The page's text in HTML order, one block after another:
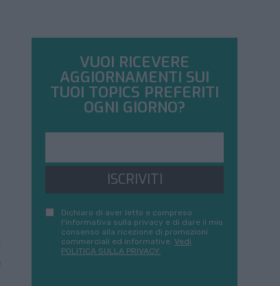
VUOI RICEVERE
AGGIORNAMENTI SUI
TUOI TOPICS PREFERITI
OGNI GIORNO?
ISCRIVITI
Dichiaro di aver letto e compreso
l'informativa sulla privacy e di dare il mio
consenso alla ricezione di promozioni
commerciali ed informative. Vedi
POLITICA SULLA PRIVACY.